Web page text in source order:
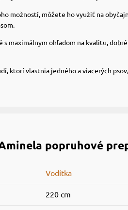
možností, môžete ho využiť na
s maximálnym ohľadom na kvalitu,
ktorí vlastnia jedného a viacerých
popruhové
Vodítka
220 cm